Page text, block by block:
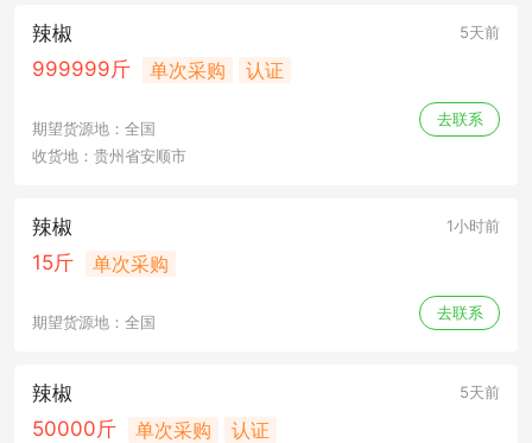
辣椒 5天前
999999斤 单次采购 认证
期望货源地：全国
去联系
收货地：贵州省安顺市
辣椒 1小时前
15斤 单次采购
期望货源地：全国
去联系
辣椒 5天前
50000斤 单次采购 认证